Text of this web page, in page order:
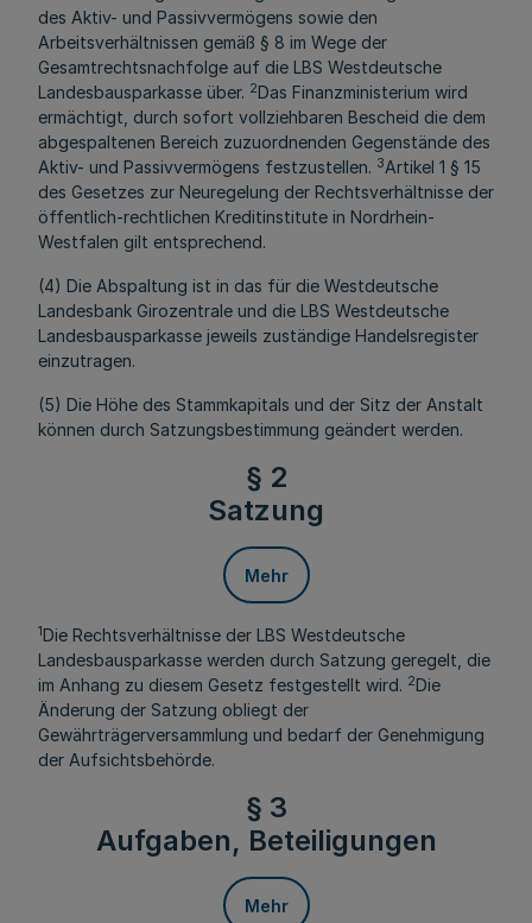
des Aktiv- und Passivvermögens sowie den
Arbeitsverhältnissen gemäß § 8 im Wege der
Gesamtrechtsnachfolge auf die LBS Westdeutsche
Landesbausparkasse über. 2Das Finanzministerium wird
ermächtigt, durch sofort vollziehbaren Bescheid die dem
abgespaltenen Bereich zuzuordnenden Gegenstände des
Aktiv- und Passivvermögens festzustellen. 3Artikel 1 § 15
des Gesetzes zur Neuregelung der Rechtsverhältnisse der
öffentlich-rechtlichen Kreditinstitute in Nordrhein-
Westfalen gilt entsprechend.
(4) Die Abspaltung ist in das für die Westdeutsche
Landesbank Girozentrale und die LBS Westdeutsche
Landesbausparkasse jeweils zuständige Handelsregister
einzutragen.
(5) Die Höhe des Stammkapitals und der Sitz der Anstalt
können durch Satzungsbestimmung geändert werden.
§ 2
Satzung
Mehr
1Die Rechtsverhältnisse der LBS Westdeutsche
Landesbausparkasse werden durch Satzung geregelt, die
im Anhang zu diesem Gesetz festgestellt wird. 2Die
Änderung der Satzung obliegt der
Gewährträgerversammlung und bedarf der Genehmigung
der Aufsichtsbehörde.
§ 3
Aufgaben, Beteiligungen
Mehr